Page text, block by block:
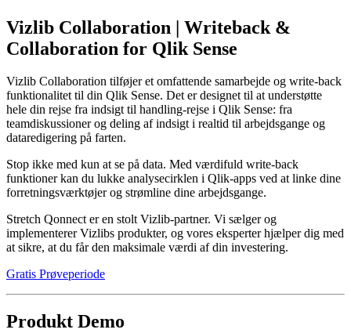
Vizlib Collaboration | Writeback &
Collaboration for Qlik Sense
Vizlib Collaboration tilføjer et omfattende samarbejde og write-back
funktionalitet til din Qlik Sense. Det er designet til at understøtte
hele din rejse fra indsigt til handling-rejse i Qlik Sense: fra
teamdiskussioner og deling af indsigt i realtid til arbejdsgange og
dataredigering på farten.
Stop ikke med kun at se på data. Med værdifuld write-back
funktioner kan du lukke analysecirklen i Qlik-apps ved at linke dine
forretningsværktøjer og strømline dine arbejdsgange.
Stretch Qonnect er en stolt Vizlib-partner. Vi sælger og
implementerer Vizlibs produkter, og vores eksperter hjælper dig med
at sikre, at du får den maksimale værdi af din investering.
Gratis Prøveperiode
Produkt Demo